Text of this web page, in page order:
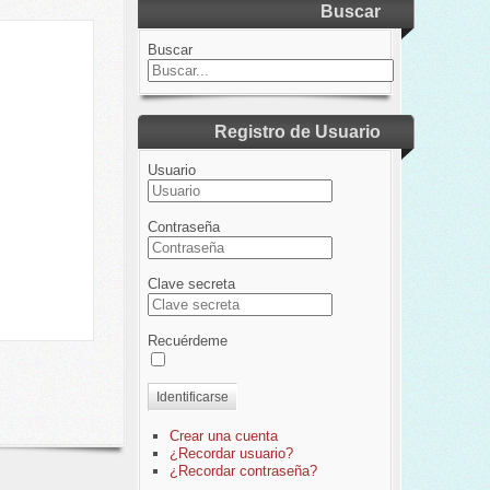
Buscar
Buscar
Registro de Usuario
Usuario
Contraseña
Clave secreta
Recuérdeme
Identificarse
Crear una cuenta
¿Recordar usuario?
¿Recordar contraseña?